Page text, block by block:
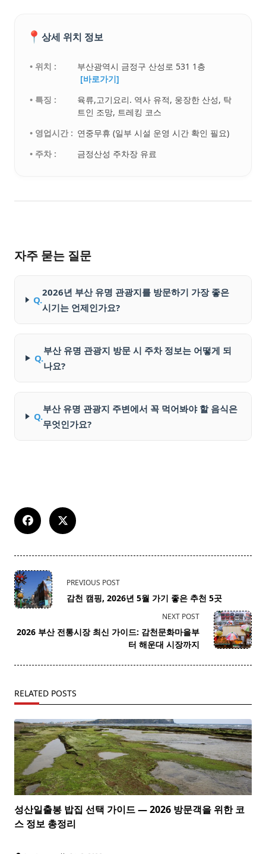
📍 상세 위치 정보
• 위치 :
부산광역시 금정구 산성로 531 1층
[바로가기]
• 특징 :
육류,고기요리. 역사 유적, 웅장한 산성, 탁
트인 조망, 트레킹 코스
• 영업시간 : 연중무휴 (일부 시설 운영 시간 확인 필요)
• 주차 :
금정산성 주차장 유료
자주 묻는 질문
Q.
2026년 부산 유명 관광지를 방문하기 가장 좋은
시기는 언제인가요?
Q.
부산 유명 관광지 방문 시 주차 정보는 어떻게 되
나요?
Q.
부산 유명 관광지 주변에서 꼭 먹어봐야 할 음식은
무엇인가요?
<span
class="nav-
subtitle
reader-
PREVIOUS POST
감천 캠핑, 2026년 5월 가기 좋은 추천 5곳
NEXT POST
2026 부산 전통시장 최신 가이드: 감천문화마을부
터 해운대 시장까지
RELATED POSTS
성산일출봉 밥집 선택 가이드 — 2026 방문객을 위한 코
스 정보 총정리